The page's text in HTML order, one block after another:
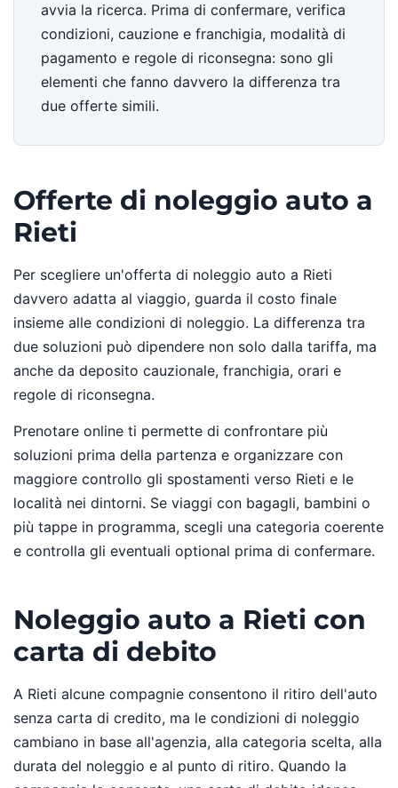
avvia la ricerca. Prima di confermare, verifica
condizioni, cauzione e franchigia, modalità di
pagamento e regole di riconsegna: sono gli
elementi che fanno davvero la differenza tra
due offerte simili.
Offerte di noleggio auto a
Rieti
Per scegliere un'offerta di noleggio auto a Rieti
davvero adatta al viaggio, guarda il costo finale
insieme alle condizioni di noleggio. La differenza tra
due soluzioni può dipendere non solo dalla tariffa, ma
anche da deposito cauzionale, franchigia, orari e
regole di riconsegna.
Prenotare online ti permette di confrontare più
soluzioni prima della partenza e organizzare con
maggiore controllo gli spostamenti verso Rieti e le
località nei dintorni. Se viaggi con bagagli, bambini o
più tappe in programma, scegli una categoria coerente
e controlla gli eventuali optional prima di confermare.
Noleggio auto a Rieti con
carta di debito
A Rieti alcune compagnie consentono il ritiro dell'auto
senza carta di credito, ma le condizioni di noleggio
cambiano in base all'agenzia, alla categoria scelta, alla
durata del noleggio e al punto di ritiro. Quando la